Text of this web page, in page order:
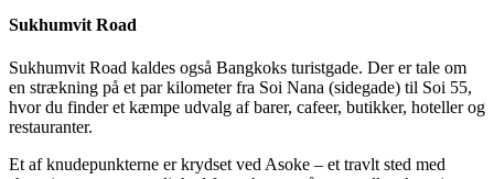
Sukhumvit Road
Sukhumvit Road kaldes også Bangkoks turistgade. Der er tale om
en strækning på et par kilometer fra Soi Nana (sidegade) til Soi 55,
hvor du finder et kæmpe udvalg af barer, cafeer, butikker, hoteller og
restauranter.
Et af knudepunkterne er krydset ved Asoke – et travlt sted med